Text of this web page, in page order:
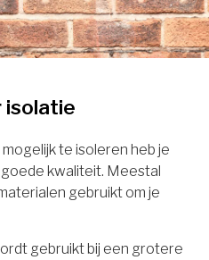
isolatie
te isoleren heb je
kwaliteit. Meestal
gebruikt om je
gebruikt bij een grotere